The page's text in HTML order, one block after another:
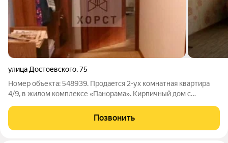
улица Достоевского,75
Номер объекта: 548939. Продаeтся 2-ух комнатная квартирa
4/9, в жилом кoмплекcе «Пaнopамa». Кирпичный дом с
глубине двора. Общaя плoщадь 53 кв. М. В квартире с даты
приема от застройщика сделали
Позвонить